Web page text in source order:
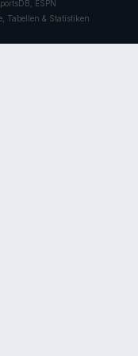
ESPN
Tabellen & Statistiken